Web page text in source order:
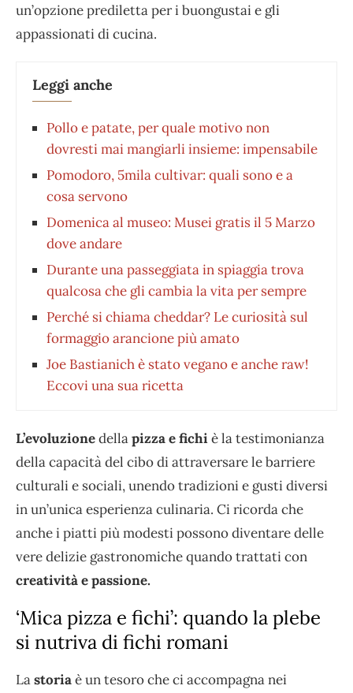
un’opzione prediletta per i buongustai e gli
appassionati di cucina.
Leggi anche
Pollo e patate, per quale motivo non
dovresti mai mangiarli insieme: impensabile
Pomodoro, 5mila cultivar: quali sono e a
cosa servono
Domenica al museo: Musei gratis il 5 Marzo
dove andare
Durante una passeggiata in spiaggia trova
qualcosa che gli cambia la vita per sempre
Perché si chiama cheddar? Le curiosità sul
formaggio arancione più amato
Joe Bastianich è stato vegano e anche raw!
Eccovi una sua ricetta
L’evoluzionedellapizza e fichiè la testimonianza
della capacità del cibo di attraversare le barriere
culturali e sociali, unendo tradizioni e gusti diversi
in un’unica esperienza culinaria. Ci ricorda che
anche i piatti più modesti possono diventare delle
vere delizie gastronomiche quando trattati con
creatività e passione.
‘Mica pizza e fichi’: quando la plebe
si nutriva di fichi romani
Lastoriaè un tesoro che ci accompagna nei